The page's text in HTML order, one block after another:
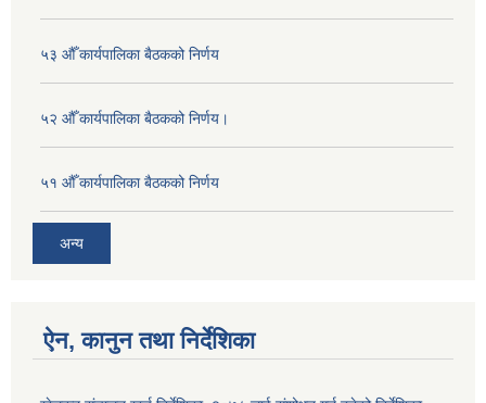
५३ औँ कार्यपालिका बैठकको निर्णय
५२ औँ कार्यपालिका बैठकको निर्णय।
५१ औँ कार्यपालिका बैठकको निर्णय
अन्य
ऐन, कानुन तथा निर्देशिका